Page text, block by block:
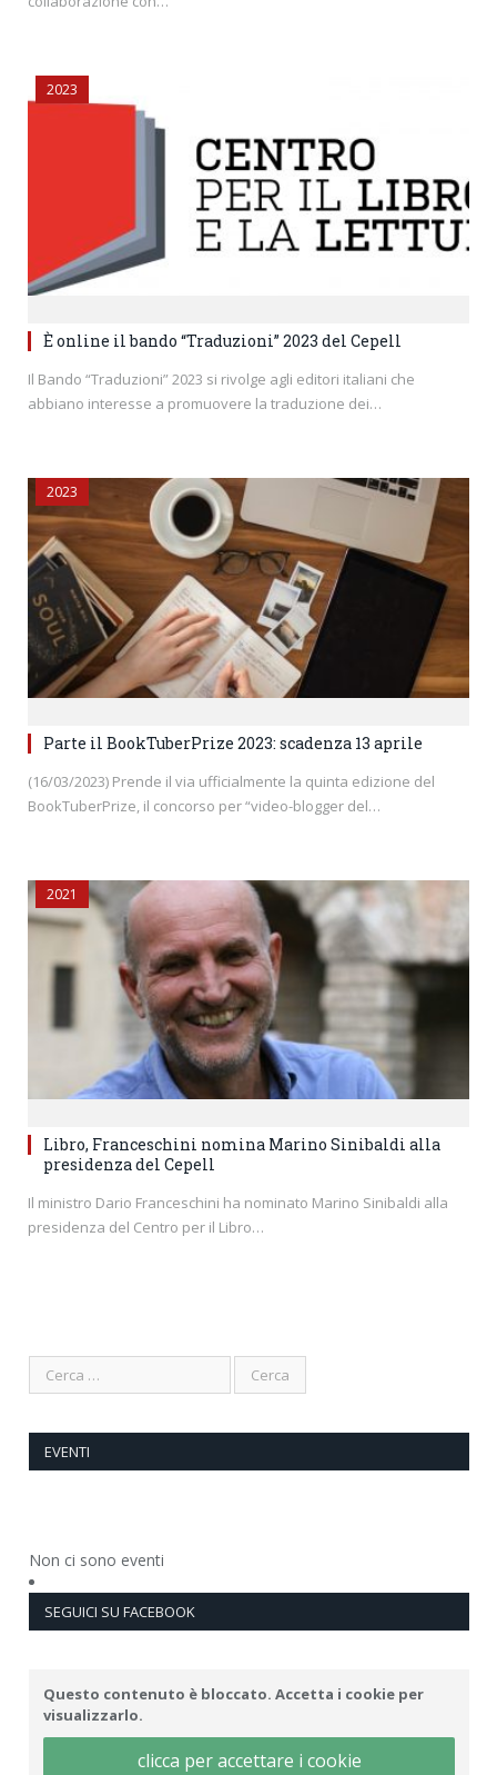
2023
È online il bando “Traduzioni” 2023 del Cepell
Il Bando “Traduzioni” 2023 si rivolge agli editori italiani che
abbiano interesse a promuovere la traduzione dei…
2023
Parte il BookTuberPrize 2023: scadenza 13 aprile
(16/03/2023) Prende il via ufficialmente la quinta edizione del
BookTuberPrize, il concorso per “video-blogger del…
2021
Libro, Franceschini nomina Marino Sinibaldi alla
presidenza del Cepell
Il ministro Dario Franceschini ha nominato Marino Sinibaldi alla
presidenza del Centro per il Libro…
EVENTI
Non ci sono eventi
SEGUICI SU FACEBOOK
Questo contenuto è bloccato. Accetta i cookie per
visualizzarlo.
clicca per accettare i cookie